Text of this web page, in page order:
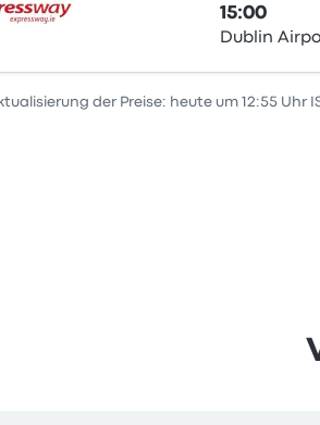
15:00
Dublin
der Preise: heute um 12:55 Uhr